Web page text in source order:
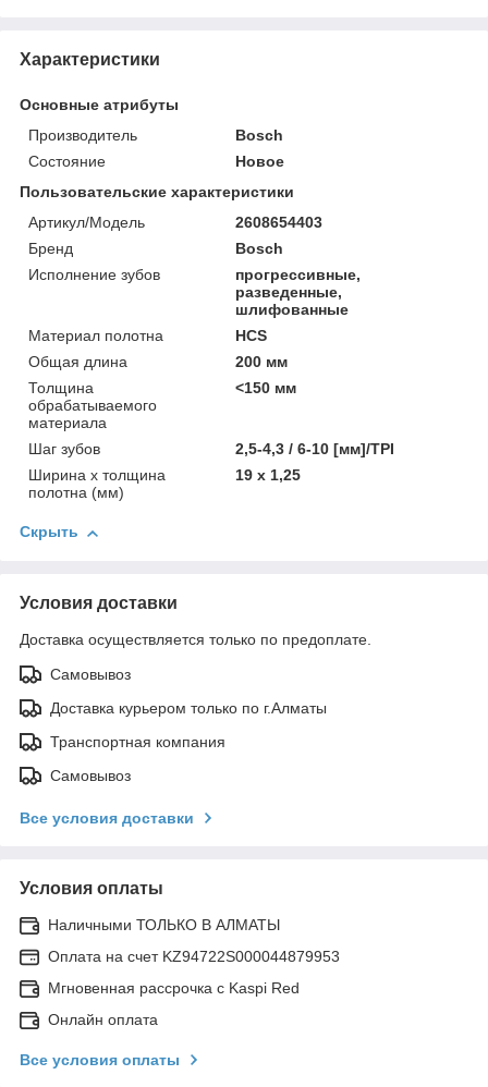
Характеристики
Основные атрибуты
Производитель
Bosch
Состояние
Новое
Пользовательские характеристики
Артикул/Модель
2608654403
Бренд
Bosch
Исполнение зубов
прогрессивные,
разведенные,
шлифованные
Материал полотна
HCS
Общая длина
200 мм
Толщина
обрабатываемого
материала
<150 мм
Шаг зубов
2,5-4,3 / 6-10 [мм]/TPI
Ширина x толщина
полотна (мм)
19 x 1,25
Скрыть
Условия доставки
Доставка осуществляется только по предоплате.
Самовывоз
Доставка курьером только по г.Алматы
Транспортная компания
Самовывоз
Все условия доставки
Условия оплаты
Наличными ТОЛЬКО В АЛМАТЫ
Оплата на счет KZ94722S000044879953
Мгновенная рассрочка с Kaspi Red
Онлайн оплата
Все условия оплаты